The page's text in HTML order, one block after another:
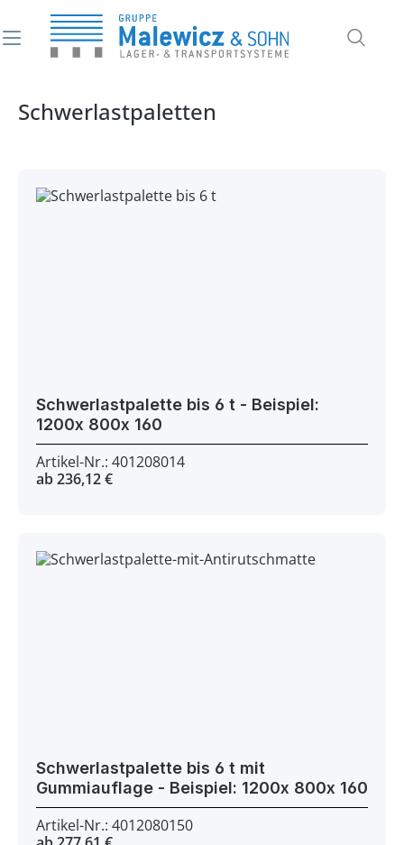
springen
Schwerlastpaletten
Schwerlastpalette bis 6 t - Beispiel:
1200x 800x 160
Artikel-Nr.: 401208014
ab 236,12 €
Schwerlastpalette bis 6 t mit
Gummiauflage - Beispiel: 1200x 800x 160
Artikel-Nr.: 4012080150